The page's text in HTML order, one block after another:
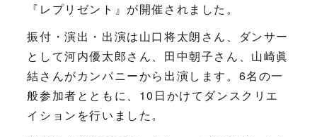
『レプリゼント』が開催されました。
振付・演出・出演は山口将太朗さん、ダンサー
として河内優太郎さん、田中朝子さん、山崎眞
結さんがカンパニーから出演します。6名の一
般参加者とともに、10日かけてダンスクリエ
イションを行いました。